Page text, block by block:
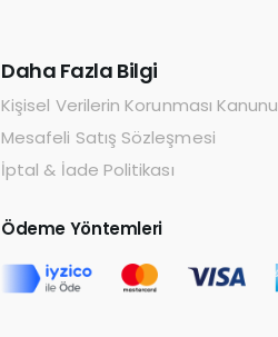
Daha Fazla Bilgi
Kişisel Verilerin Korunması Kanunu
Mesafeli Satış Sözleşmesi
İptal & İade Politikası
Ödeme Yöntemleri